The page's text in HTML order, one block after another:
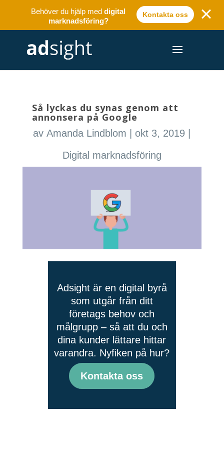
Behöver du hjälp meddigital
marknadsföring?
Kontakta oss
Så lyckas du synas genom att
annonsera på Google
avAmanda Lindblom okt 3, 2019
Digital marknadsföring
Adsight är en digital byrå
som utgår från ditt
företags behov och
målgrupp – så att du och
dina kunder lättare hittar
varandra. Nyfiken på hur?
Kontakta oss